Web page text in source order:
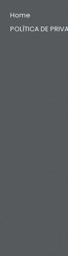
Home
POLÍTICA DE